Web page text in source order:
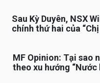
Sau Kỳ Duyên, NSX
chính thứ hai của “Chị
MF Opinion: Tại sao
theo xu hướng “Nước